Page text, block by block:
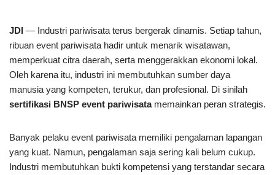
JDI — Industri pariwisata terus bergerak dinamis. Setiap tahun,
ribuan event pariwisata hadir untuk menarik wisatawan,
memperkuat citra daerah, serta menggerakkan ekonomi lokal.
Oleh karena itu, industri ini membutuhkan sumber daya
manusia yang kompeten, terukur, dan profesional. Di sinilah
sertifikasi BNSP event pariwisatamemainkan peran strategis.
Banyak pelaku event pariwisata memiliki pengalaman lapangan
yang kuat. Namun, pengalaman saja sering kali belum cukup.
Industri membutuhkan bukti kompetensi yang terstandar secara